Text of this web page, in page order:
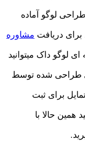
لوگو آماده
دریافت مشاوره
لوگو داک میتوانید
طراحی شده توسط
برای ثبت
همین حالا با